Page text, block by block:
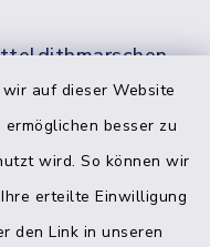
auf dieser Website
besser zu
wird. So können wir
erteilte Einwilligung
den Link in unseren